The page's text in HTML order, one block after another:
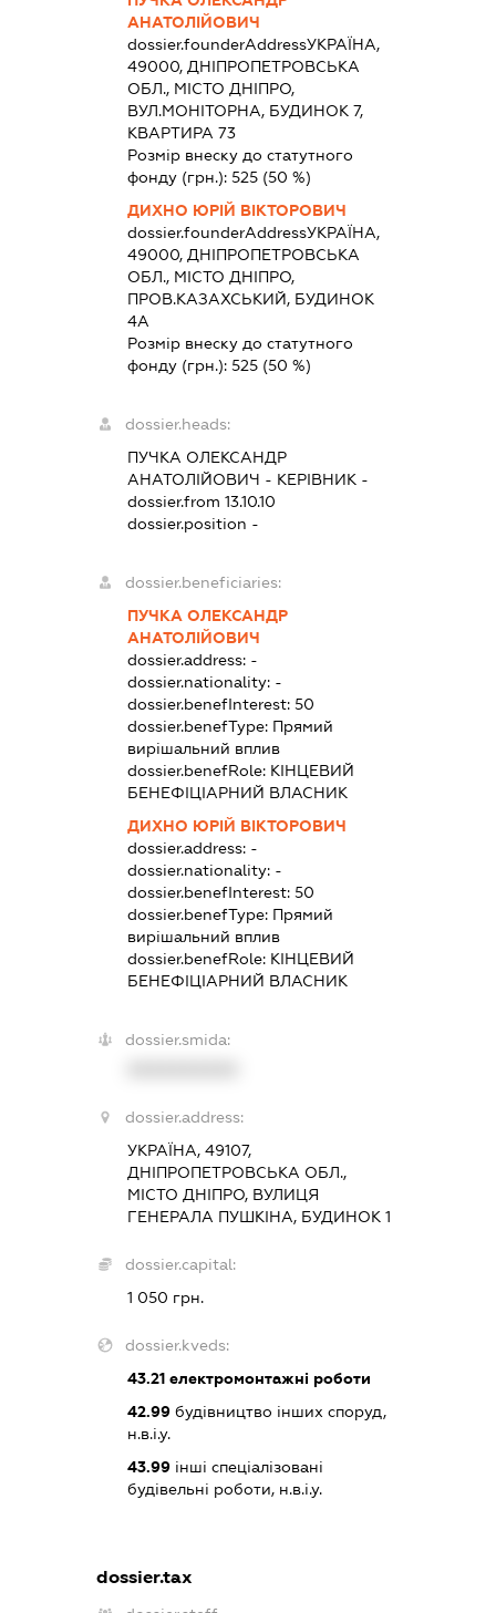
АНАТОЛІЙОВИЧ
dossier.founderAddressУКРАЇНА,
49000, ДНІПРОПЕТРОВСЬКА
ОБЛ., МІСТО ДНІПРО,
ВУЛ.МОНІТОРНА, БУДИНОК 7,
КВАРТИРА 73
Розмір внеску до статутного
фонду (грн.):525 (50 %)
ДИХНО ЮРІЙ ВІКТОРОВИЧ
dossier.founderAddressУКРАЇНА,
49000, ДНІПРОПЕТРОВСЬКА
ОБЛ., МІСТО ДНІПРО,
ПРОВ.КАЗАХСЬКИЙ, БУДИНОК
4А
Розмір внеску до статутного
фонду (грн.):525 (50 %)
dossier.heads:
ПУЧКА ОЛЕКСАНДР
АНАТОЛІЙОВИЧ - КЕРІВНИК -
dossier.from 13.10.10
dossier.position -
dossier.beneficiaries:
ПУЧКА ОЛЕКСАНДР
АНАТОЛІЙОВИЧ
dossier.address: -
dossier.nationality: -
dossier.benefInterest:50
dossier.benefType: Прямий
вирішальний вплив
dossier.benefRole: КІНЦЕВИЙ
БЕНЕФІЦІАРНИЙ ВЛАСНИК
ДИХНО ЮРІЙ ВІКТОРОВИЧ
dossier.address: -
dossier.nationality: -
dossier.benefInterest:50
dossier.benefType: Прямий
вирішальний вплив
dossier.benefRole: КІНЦЕВИЙ
БЕНЕФІЦІАРНИЙ ВЛАСНИК
dossier.smida:
dossier.address:
УКРАЇНА, 49107,
ДНІПРОПЕТРОВСЬКА ОБЛ.,
МІСТО ДНІПРО, ВУЛИЦЯ
ГЕНЕРАЛА ПУШКІНА, БУДИНОК 1
dossier.capital:
1 050 грн.
dossier.kveds:
43.21 електромонтажні роботи
42.99 будівництво інших споруд,
н.в.і.у.
43.99 інші спеціалізовані
будівельні роботи, н.в.і.у.
dossier.tax